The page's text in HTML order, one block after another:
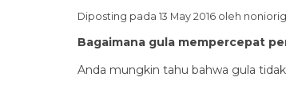
Diposting pada 13 May 2016 oleh
Bagaimana gula mempercepat
Anda mungkin tahu bahwa gula